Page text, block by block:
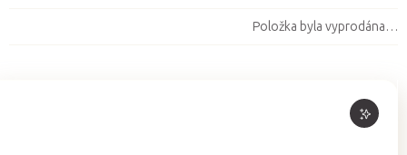
Položka byla vyprodána…